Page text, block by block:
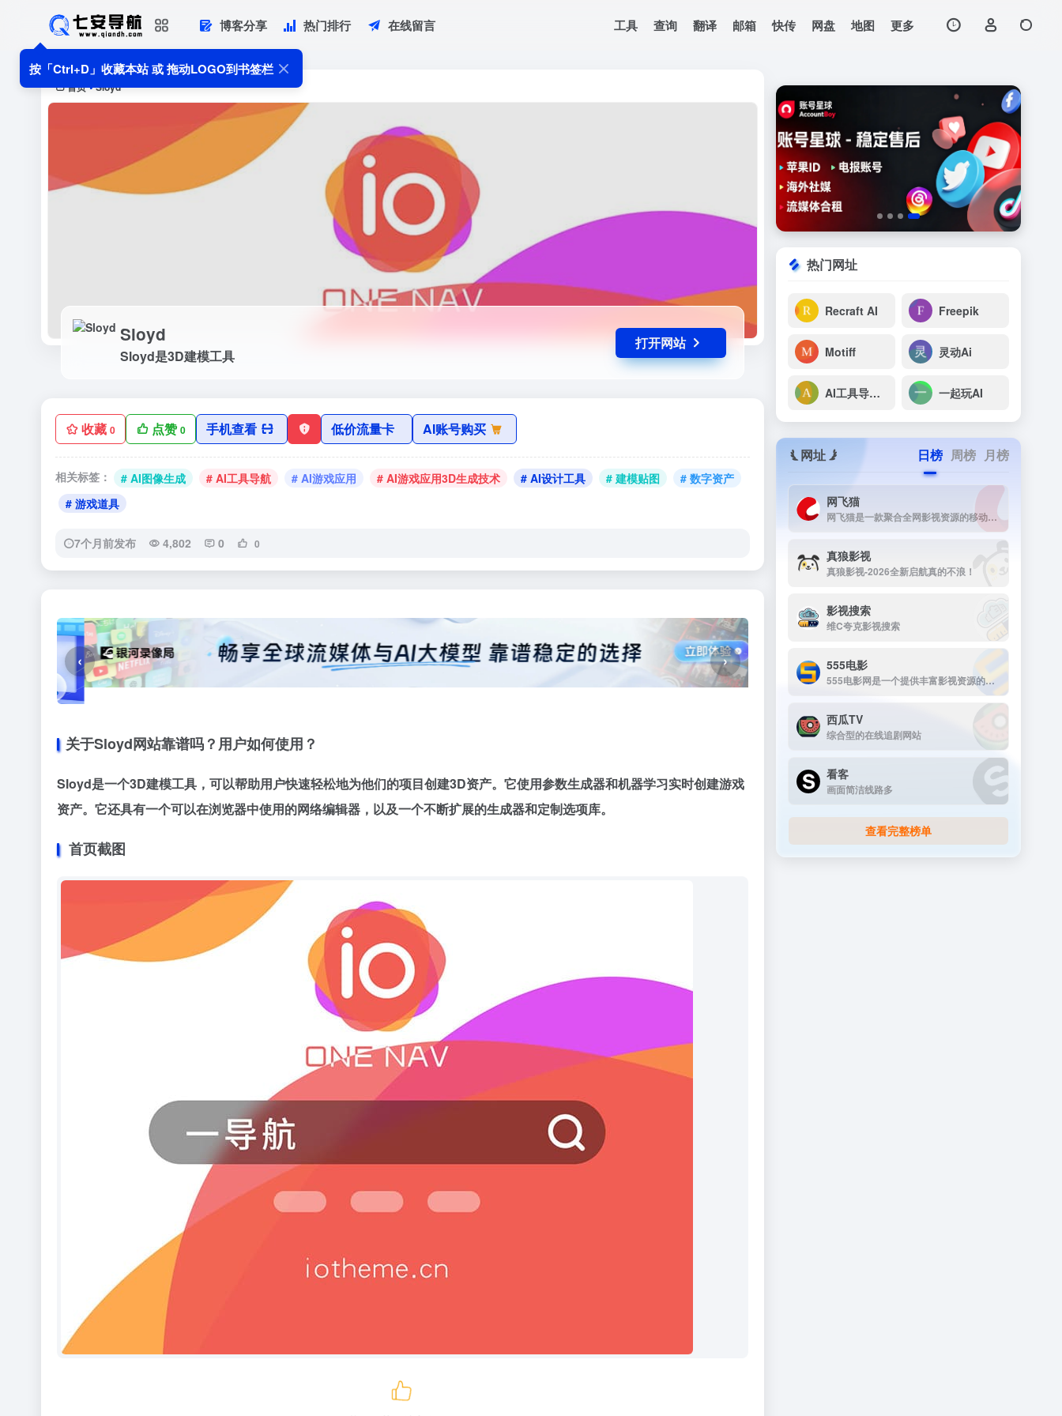
按「Ctrl+D」收藏本站 或 拖动LOGO到书签栏
博客分享 热门排行 在线留言 工具 查询 翻译 邮箱 快传 网盘 地图 更多
首页 • Sloyd
Sloyd
Sloyd是3D建模工具
打开网站
收藏 0 点赞0 手机查看 低价流量卡 AI账号购买
相关标签： # AI图像生成 # AI工具导航 # AI游戏应用 # AI游戏应用3D生成技术 # AI设计工具 # 建模贴图
# 数字资产
# 游戏道具
7个月前发布 4,802 0 0
Sloyd
Sloyd是3D建模工具
‹ ›
关于Sloyd网站靠谱吗？用户如何使用？
Sloyd是一个3D建模工具，可以帮助用户快速轻松地为他们的项目创建3D资产。它使用参数生成器和机器学习实时创建游戏
资产。它还具有一个可以在浏览器中使用的网络编辑器，以及一个不断扩展的生成器和定制选项库。
首页截图
热门网址
Recraft AI Freepik
Motiff 灵动Ai
AI工具导航(AIG123) 一起玩AI
网址 日榜 周榜 月榜
网飞猫
网飞猫是一款聚合全网影视资源的移动端播放应用，主打免费、高画...
真狼影视
真狼影视-2026全新启航真的不浪！
影视搜索
维C夸克影视搜索
555电影
555电影网是一个提供丰富影视资源的在线观看平台，致力于为用户提供高清、无广告的观影体验。该网站涵盖多种类型的影视内容，包括电影、电视剧、动漫、综艺等，满足不同观众的需求。
西瓜TV
综合型的在线追剧网站
看客
画面简洁线路多
查看完整榜单